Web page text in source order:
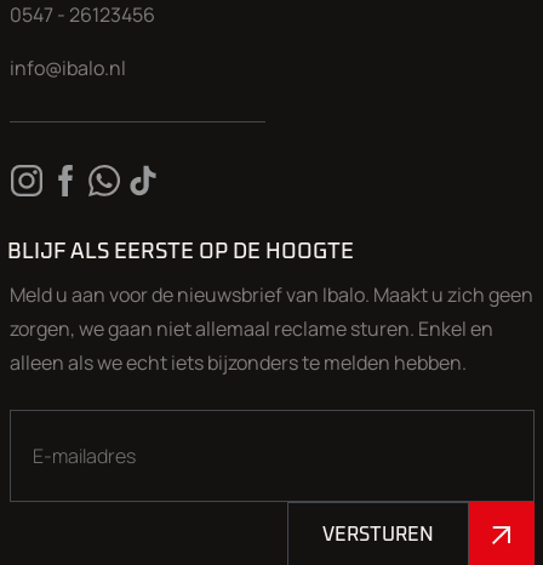
0547 - 26123456
info@ibalo.nl
BLIJF ALS EERSTE OP DE HOOGTE
Meld u aan voor de nieuwsbrief van Ibalo. Maakt u zich geen
zorgen, we gaan niet allemaal reclame sturen. Enkel en
alleen als we echt iets bijzonders te melden hebben.
VERSTUREN